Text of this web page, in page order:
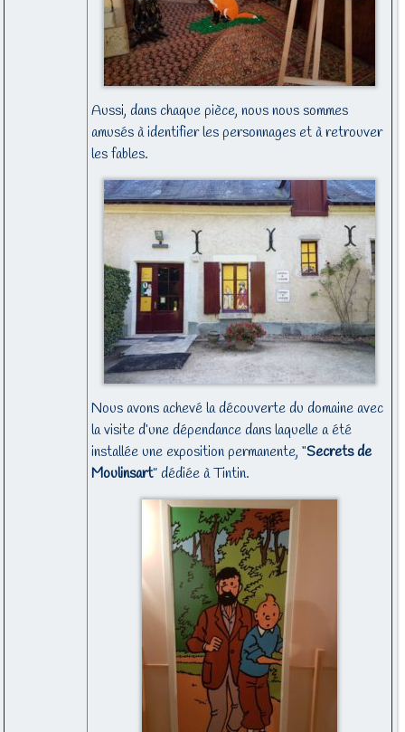
Aussi, dans chaque pièce, nous nous sommes
amusés à identifier les personnages et à retrouver
les fables.
Nous avons achevé la découverte du domaine avec
la visite d’une dépendance dans laquelle a été
installée une exposition permanente, “Secrets de
Moulinsart” dédiée à Tintin.